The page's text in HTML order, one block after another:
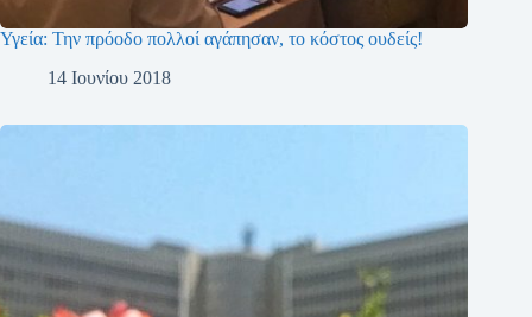
Υγεία: Την πρόοδο πολλοί αγάπησαν, το κόστος ουδείς!
14 Ιουνίου 2018